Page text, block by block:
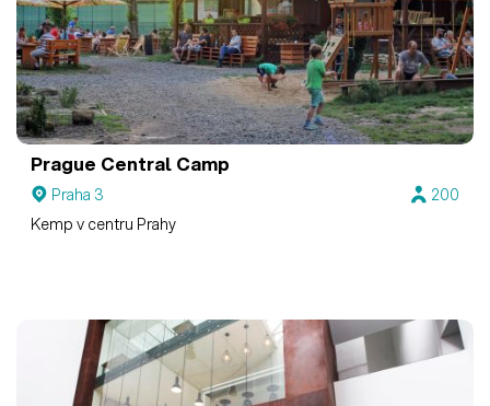
Prague Central Camp
Praha 3
200
Kemp v centru Prahy